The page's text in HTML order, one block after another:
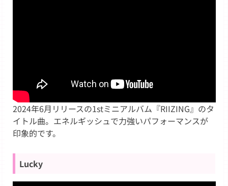
2024年6月リリースの1stミニアルバム『RIIZING』のタ
イトル曲。エネルギッシュで力強いパフォーマンスが
印象的です。
Lucky